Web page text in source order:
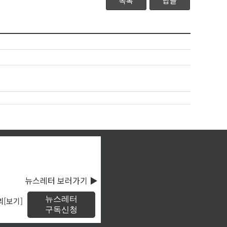
[보기]
뉴스레터 보러가기 ▶
뉴스레터
구독신청